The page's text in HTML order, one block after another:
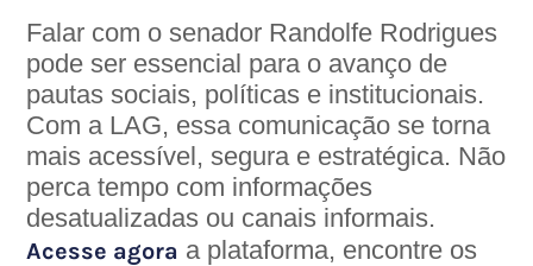
Falar com o senador Randolfe Rodrigues
pode ser essencial para o avanço de
pautas sociais, políticas e institucionais.
Com a LAG, essa comunicação se torna
mais acessível, segura e estratégica. Não
perca tempo com informações
desatualizadas ou canais informais.
Acesse agora a plataforma, encontre os